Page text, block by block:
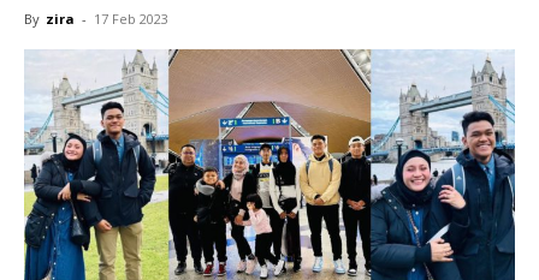
By zira - 17 Feb 2023